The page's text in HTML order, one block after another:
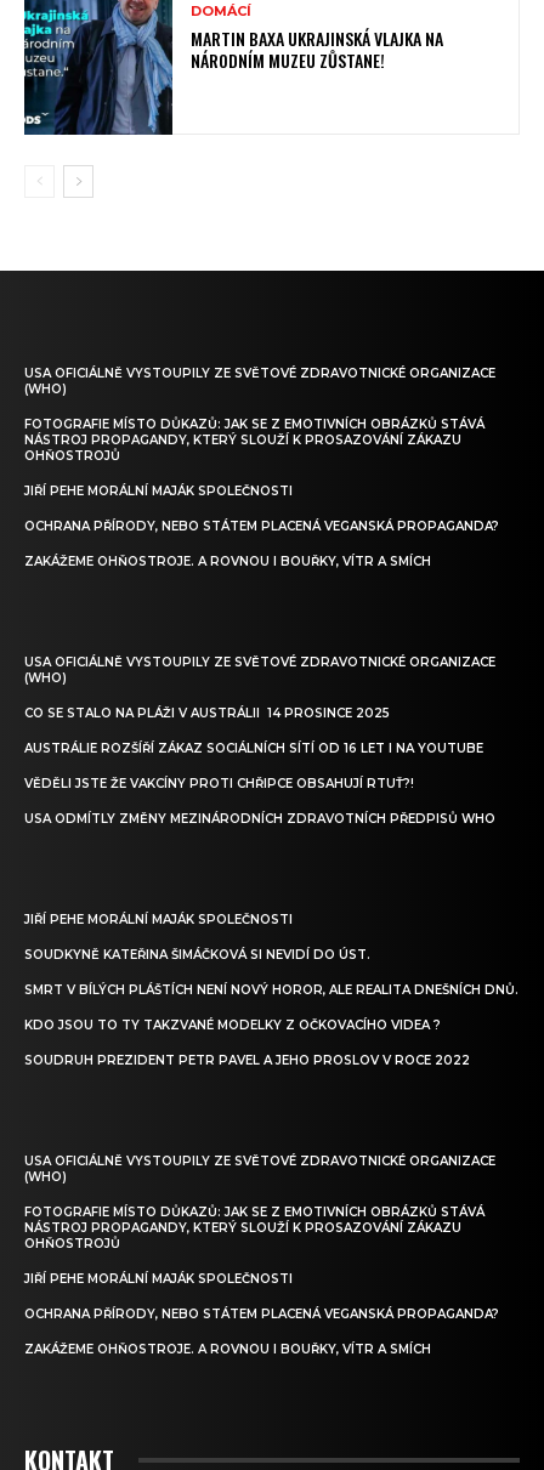
DOMÁCÍ
MARTIN BAXA UKRAJINSKÁ VLAJKA NA
NÁRODNÍM MUZEU ZŮSTANE!
USA OFICIÁLNĚ VYSTOUPILY ZE SVĚTOVÉ ZDRAVOTNICKÉ ORGANIZACE
(WHO)
FOTOGRAFIE MÍSTO DŮKAZŮ: JAK SE Z EMOTIVNÍCH OBRÁZKŮ STÁVÁ
NÁSTROJ PROPAGANDY, KTERÝ SLOUŽÍ K PROSAZOVÁNÍ ZÁKAZU
OHŇOSTROJŮ
JIŘÍ PEHE MORÁLNÍ MAJÁK SPOLEČNOSTI
OCHRANA PŘÍRODY, NEBO STÁTEM PLACENÁ VEGANSKÁ PROPAGANDA?
ZAKÁŽEME OHŇOSTROJE. A ROVNOU I BOUŘKY, VÍTR A SMÍCH
USA OFICIÁLNĚ VYSTOUPILY ZE SVĚTOVÉ ZDRAVOTNICKÉ ORGANIZACE
(WHO)
CO SE STALO NA PLÁŽI V AUSTRÁLII 14 PROSINCE 2025
AUSTRÁLIE ROZŠÍŘÍ ZÁKAZ SOCIÁLNÍCH SÍTÍ OD 16 LET I NA YOUTUBE
VĚDĚLI JSTE ŽE VAKCÍNY PROTI CHŘIPCE OBSAHUJÍ RTUŤ?!
USA ODMÍTLY ZMĚNY MEZINÁRODNÍCH ZDRAVOTNÍCH PŘEDPISŮ WHO
JIŘÍ PEHE MORÁLNÍ MAJÁK SPOLEČNOSTI
SOUDKYNĚ KATEŘINA ŠIMÁČKOVÁ SI NEVIDÍ DO ÚST.
SMRT V BÍLÝCH PLÁŠTÍCH NENÍ NOVÝ HOROR, ALE REALITA DNEŠNÍCH DNŮ.
KDO JSOU TO TY TAKZVANÉ MODELKY Z OČKOVACÍHO VIDEA ?
SOUDRUH PREZIDENT PETR PAVEL A JEHO PROSLOV V ROCE 2022
USA OFICIÁLNĚ VYSTOUPILY ZE SVĚTOVÉ ZDRAVOTNICKÉ ORGANIZACE
(WHO)
FOTOGRAFIE MÍSTO DŮKAZŮ: JAK SE Z EMOTIVNÍCH OBRÁZKŮ STÁVÁ
NÁSTROJ PROPAGANDY, KTERÝ SLOUŽÍ K PROSAZOVÁNÍ ZÁKAZU
OHŇOSTROJŮ
JIŘÍ PEHE MORÁLNÍ MAJÁK SPOLEČNOSTI
OCHRANA PŘÍRODY, NEBO STÁTEM PLACENÁ VEGANSKÁ PROPAGANDA?
ZAKÁŽEME OHŇOSTROJE. A ROVNOU I BOUŘKY, VÍTR A SMÍCH
KONTAKT